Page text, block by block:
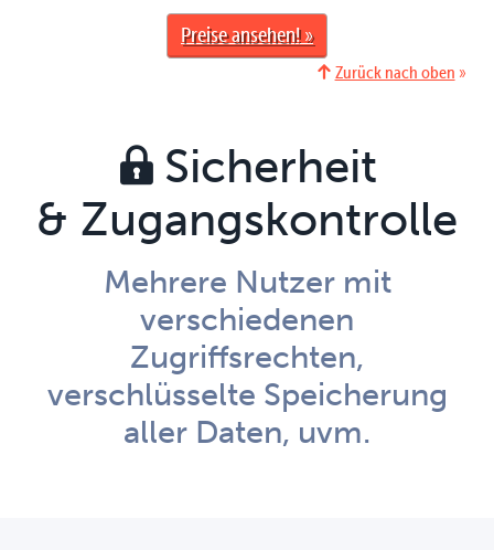
Preise ansehen
Zurück nach oben
Sicherheit
& Zugangs­kontrolle
Mehrere Nutzer mit
verschiedenen
Zugriffsrechten,
verschlüsselte Speicherung
aller Daten, uvm.